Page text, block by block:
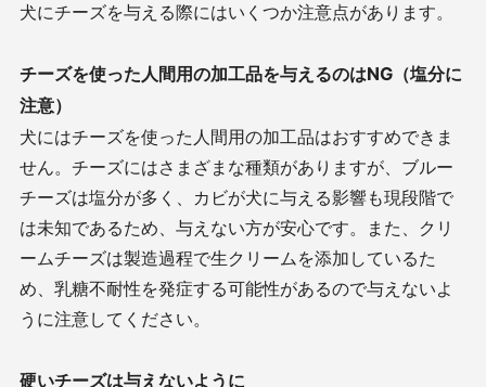
犬にチーズを与える際にはいくつか注意点があります。
チーズを使った人間用の加工品を与えるのはNG（塩分に
注意）
犬にはチーズを使った人間用の加工品はおすすめできま
せん。チーズにはさまざまな種類がありますが、ブルー
チーズは塩分が多く、カビが犬に与える影響も現段階で
は未知であるため、与えない方が安心です。また、クリ
ームチーズは製造過程で生クリームを添加しているた
め、乳糖不耐性を発症する可能性があるので与えないよ
うに注意してください。
硬いチーズは与えないように